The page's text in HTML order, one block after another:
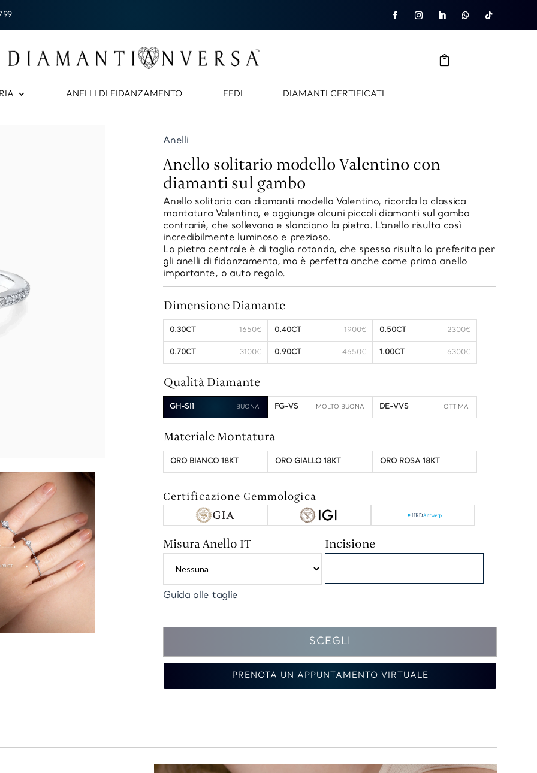
ANELLI DI FIDANZAMENTO FEDI DIAMANTI CERTIFICATI
Anelli
Anello solitario modello Valentino con
diamanti sul gambo
Anello solitario con diamanti modello Valentino, ricorda la classica
montatura Valentino, e aggiunge alcuni piccoli diamanti sul gambo
contrarié, che sollevano e slanciano la pietra. L’anello risulta così
incredibilmente luminoso e prezioso.
La pietra centrale è di taglio rotondo, che spesso risulta la preferita per
gli anelli di fidanzamento, ma è perfetta anche come primo anello
importante, o auto regalo.
Dimensione Diamante
0.30CT 1650€ 0.40CT 1900€ 0.50CT 2300€
0.70CT 3100€ 0.90CT 4650€ 1.00CT 6300€
Qualità Diamante
GH-SI1 FG-VS DE-VVS
Materiale Montatura
ORO BIANCO 18KT ORO GIALLO 18KT ORO ROSA 18KT
Certificazione Gemmologica
Misura Anello IT
Guida alle taglie
Incisione
SCEGLI
PRENOTA UN APPUNTAMENTO VIRTUALE